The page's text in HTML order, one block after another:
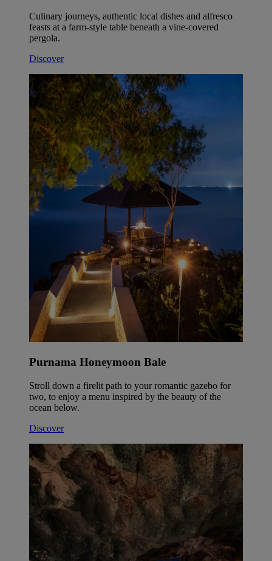
Culinary journeys, authentic local dishes and alfresco
feasts at a farm-style table beneath a vine-covered
pergola.
Discover
Purnama Honeymoon Bale
Stroll down a firelit path to your romantic gazebo for
two, to enjoy a menu inspired by the beauty of the
ocean below.
Discover